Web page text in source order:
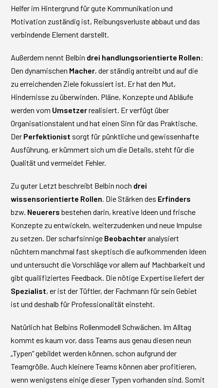
Helfer im Hintergrund für gute Kommunikation und
Motivation zuständig ist, Reibungsverluste abbaut und das
verbindende Element darstellt.
Außerdem nennt Belbin drei handlungsorientierte Rollen:
Den dynamischen Macher, der ständig antreibt und auf die
zu erreichenden Ziele fokussiert ist. Er hat den Mut,
Hindernisse zu überwinden. Pläne, Konzepte und Abläufe
werden vom Umsetzerrealisiert. Er verfügt über
Organisationstalent und hat einen Sinn für das Praktische.
Der Perfektionist sorgt für pünktliche und gewissenhafte
Ausführung, er kümmert sich um die Details, steht für die
Qualität und vermeidet Fehler.
Zu guter Letzt beschreibt Belbin noch drei
wissensorientierte Rollen. Die Stärken des Erfinders
bzw. Neuerers bestehen darin, kreative Ideen und frische
Konzepte zu entwickeln, weiterzudenken und neue Impulse
zu setzen. Der scharfsinnige Beobachteranalysiert
nüchtern manchmal fast skeptisch die aufkommenden Ideen
und untersucht die Vorschläge vor allem auf Machbarkeit und
gibt quailifiziertes Feedback. Die nötige Expertise liefert der
Spezialist, er ist der Tüftler, der Fachmann für sein Gebiet
ist und deshalb für Professionalität einsteht.
Natürlich hat Belbins Rollenmodell Schwächen. Im Alltag
kommt es kaum vor, dass Teams aus genau diesen neun
„Typen“ gebildet werden können, schon aufgrund der
Teamgröße. Auch kleinere Teams können aber profitieren,
wenn wenigstens einige dieser Typen vorhanden sind. Somit